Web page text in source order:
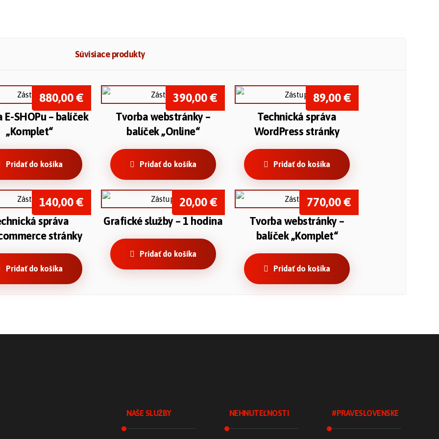
Súvisiace produkty
E-SHOPu – balíček
„Komplet“
880,00€
Pridať do košíka
Tvorba webstránky –
balíček „Online“
390,00€
Pridať do košíka
Technická správa
WordPress stránky
89,00€
Pridať do košíka
správa
stránky
140,00€
Pridať do košíka
Grafické služby – 1 hodina
20,00€
Pridať do košíka
Tvorba webstránky –
balíček „Komplet“
770,00€
Pridať do košíka
NAŠE SLUŽBY NEHNUTEĽNOSTI #PRAVESLOVENSKE